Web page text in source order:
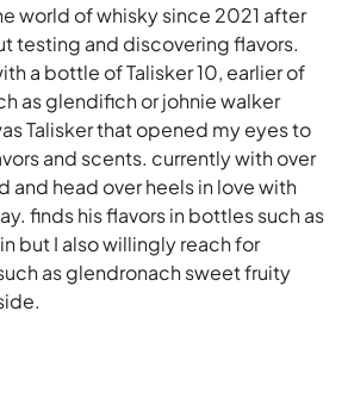
world of whisky since 2021 after
testing and discovering flavors.
a bottle of Talisker 10, earlier of
as glendifich or johnie walker
Talisker that opened my eyes to
and scents. currently with over
and head over heels in love with
finds his flavors in bottles such as
but I also willingly reach for
as glendronach sweet fruity